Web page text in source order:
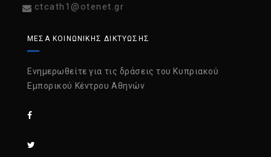
ctcath1@otenet.gr
ΜΈΣΑ ΚΟΙΝΩΝΙΚΉΣ ΔΙΚΤΎΩΣΗΣ
Ενημερωθείτε για τις δράσεις του Κυπριακού
Εμπορικού Κέντρου Αθηνών